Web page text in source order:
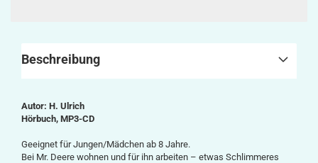
Beschreibung
Autor: H. Ulrich
Hörbuch, MP3-CD
Geeignet für Jungen/Mädchen ab 8 Jahre.
Bei Mr. Deere wohnen und für ihn arbeiten – etwas Schlimmeres